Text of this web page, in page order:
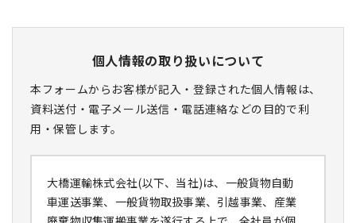
個人情報の取り扱いについて
本フォームからお客様が記入・登録された個人情報は、
資料送付・電子メール送信・電話連絡などの目的で利
用・保管します。
大橋運輸株式会社(以下、当社)は、一般貨物自動
車運送事業、一般貨物取扱事業、引越事業、産業